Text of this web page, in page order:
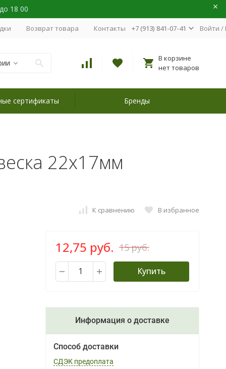
18 00
Возврат товара Контакты +7 (913) 841-07-41 Войти /
В корзине
нет товаров
сертификаты Бренды
22х17мм
К сравнению В избранное
12,75 руб. 15 руб.
Купить
Информация о доставке
Способ доставки
СДЭК предоплата